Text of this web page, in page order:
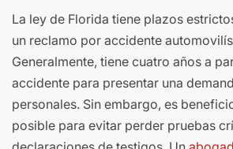
La ley de Florida tiene plazos
un reclamo por accidente
Generalmente, tiene cuatro años a
accidente para presentar una
personales. Sin embargo, es
posible para evitar perder pruebas